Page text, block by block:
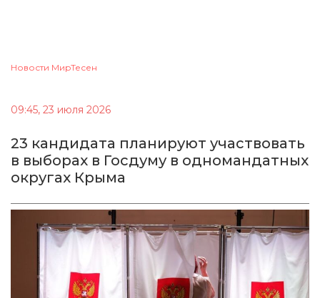
Новости МирТесен
09:45, 23 июля 2026
23 кандидата планируют участвовать
в выборах в Госдуму в одномандатных
округах Крыма